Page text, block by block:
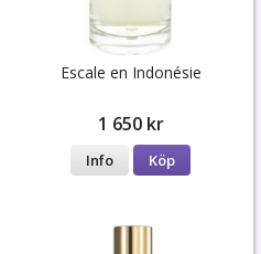
Escale en Indonésie
1 650 kr
Info Köp